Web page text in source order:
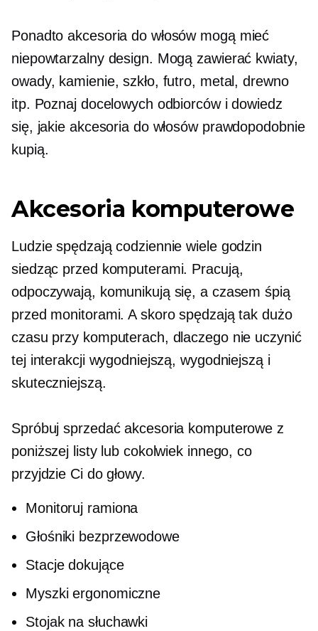
Ponadto akcesoria do włosów mogą mieć
niepowtarzalny design. Mogą zawierać kwiaty,
owady, kamienie, szkło, futro, metal, drewno
itp. Poznaj docelowych odbiorców i dowiedz
się, jakie akcesoria do włosów prawdopodobnie
kupią.
Akcesoria komputerowe
Ludzie spędzają codziennie wiele godzin
siedząc przed komputerami. Pracują,
odpoczywają, komunikują się, a czasem śpią
przed monitorami. A skoro spędzają tak dużo
czasu przy komputerach, dlaczego nie uczynić
tej interakcji wygodniejszą, wygodniejszą i
skuteczniejszą.
Spróbuj sprzedać akcesoria komputerowe z
poniższej listy lub cokolwiek innego, co
przyjdzie Ci do głowy.
Monitoruj ramiona
Głośniki bezprzewodowe
Stacje dokujące
Myszki ergonomiczne
Stojak na słuchawki